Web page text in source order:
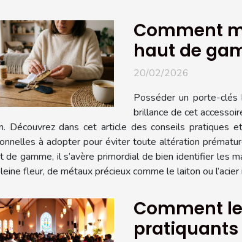
Comment
haut de
20/02/2026
Posséder un porte-
brillance de cet
Découvrez dans cet article des conseils pratiques
à adopter pour éviter toute altération
de gamme, il s’avère primordial de bien identifier les
fleur, de métaux précieux comme le laiton ou
Comment
pratiquants